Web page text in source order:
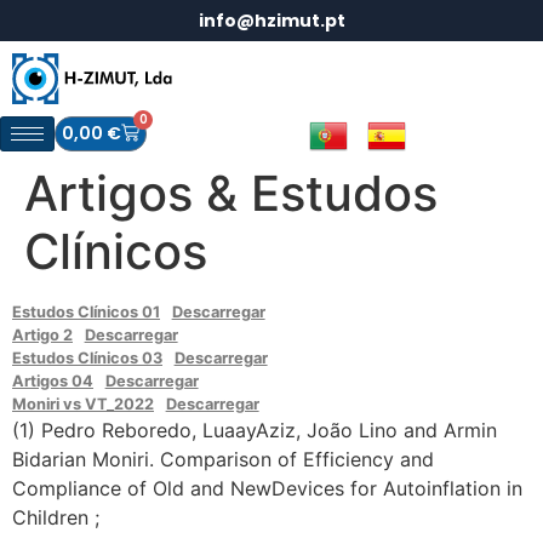
info@hzimut.pt
0,00 €
0
Artigos & Estudos
Clínicos
Estudos Clínicos 01
Descarregar
Artigo 2
Descarregar
Estudos Clínicos 03
Descarregar
Artigos 04
Descarregar
Moniri vs VT_2022
Descarregar
(1) Pedro Reboredo, LuaayAziz, João Lino and Armin
Bidarian Moniri. Comparison of Efficiency and
Compliance of Old and NewDevices for Autoinflation in
Children ;